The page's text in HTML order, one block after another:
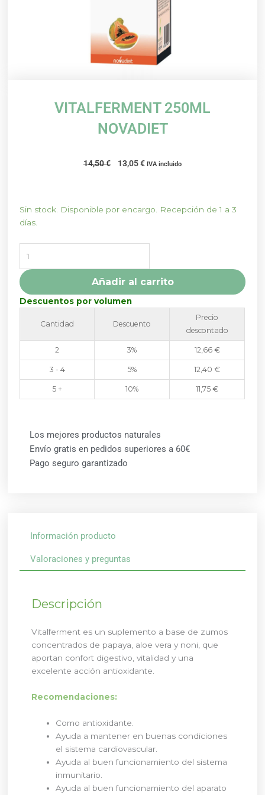
VITALFERMENT 250ML
NOVADIET
14,50€
El
14,50 €.
13,05€El
13,05 €.
IVA incluido
Sin stock. Disponible por encargo. Recepción de 1 a 3
días.
VITALFERMENT
250ML
Añadir al carrito
Descuentos por volumen
Cantidad Descuento
Precio
descontado
2 3% 12,66 €
3 - 4 5% 12,40€
5 + 10% 11,75€
Los mejores productos naturales
Envío gratis en pedidos superiores a 60€
Pago seguro garantizado
Información producto
Valoraciones y preguntas
Descripción
Vitalferment es un suplemento a base de zumos
concentrados de papaya, aloe vera y noni, que
aportan confort digestivo, vitalidad y una
excelente acción antioxidante.
Recomendaciones:
Como antioxidante.
Ayuda a mantener en buenas condiciones
el sistema cardiovascular.
Ayuda al buen funcionamiento del sistema
inmunitario.
Ayuda al buen funcionamiento del aparato